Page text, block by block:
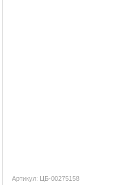
Артикул: ЦБ-00275158